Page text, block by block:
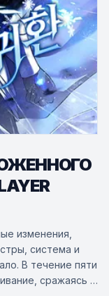
изменения,
система и
В течение пяти
сражаясь с